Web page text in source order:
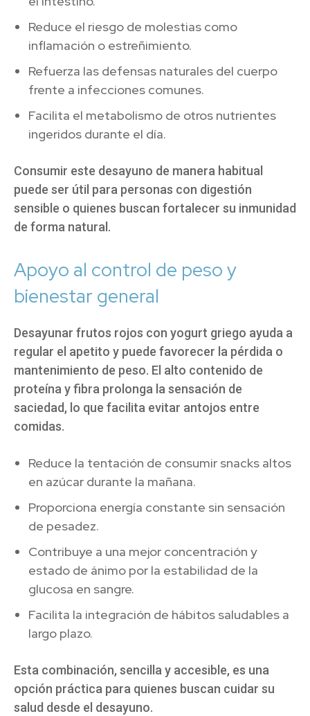
Reduce el riesgo de molestias como
inflamación o estreñimiento.
Refuerza las defensas naturales del cuerpo
frente a infecciones comunes.
Facilita el metabolismo de otros nutrientes
ingeridos durante el día.
Consumir este desayuno de manera habitual
puede ser útil para personas con digestión
sensible o quienes buscan fortalecer su inmunidad
de forma natural.
Apoyo al control de peso y
bienestar general
Desayunar frutos rojos con yogurt griego ayuda a
regular el apetito y puede favorecer la pérdida o
mantenimiento de peso. El alto contenido de
proteína y fibra prolonga la sensación de
saciedad, lo que facilita evitar antojos entre
comidas.
Reduce la tentación de consumir snacks altos
en azúcar durante la mañana.
Proporciona energía constante sin sensación
de pesadez.
Contribuye a una mejor concentración y
estado de ánimo por la estabilidad de la
glucosa en sangre.
Facilita la integración de hábitos saludables a
largo plazo.
Esta combinación, sencilla y accesible, es una
opción práctica para quienes buscan cuidar su
salud desde el desayuno.